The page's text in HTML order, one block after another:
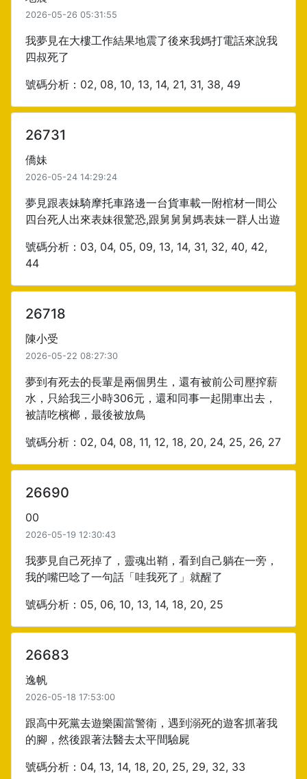
2026-05-26 05:31:55
我夢見在大樓工作結果地震了後來我媽打電話來說我
四叔死了
號碼分析：02, 08, 10, 13, 14, 21, 31, 38, 49
26731
僑妹
2026-05-24 14:29:24
夢見跟表妹騎摩托車路邊一台貨車載一附棺材一間公
四台死人出來表妹很驚恐,跟舅舅舅媽表妹一群人出遊
號碼分析：03, 04, 05, 09, 13, 14, 31, 32, 40, 42,
44
26718
陳小受
2026-05-22 08:27:30
夢到有死去的長輩是兩個男生，還有被前公司壓搾薪
水，只給我三小時306元，還和同事一起開車出去，
被請吃檳榔，最後被放鳥
號碼分析：02, 04, 08, 11, 12, 18, 20, 24, 25, 26, 27
26690
00
2026-05-19 12:30:43
我夢見自己死掉了，靈魂出鞘，看到自己躺在一旁，
我的嘴巴唸了一句話「哇我死了」就醒了
號碼分析：05, 06, 10, 13, 14, 18, 20, 25
26683
逸帆
2026-05-18 17:53:00
跟高中死黨去遊樂園當警衛，遇到溺死的遊客抓著我
的腳，然後跟著法醫去太平間驗屍
號碼分析：04, 13, 14, 18, 20, 25, 29, 32, 33